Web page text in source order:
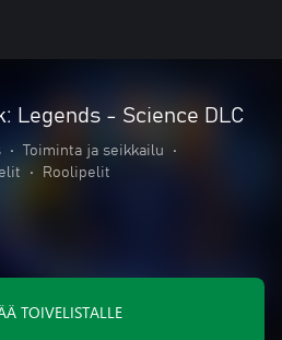
Legends - Science DLC
• Toiminta ja seikkailu
•
• Roolipelit
TOIVELISTALLE